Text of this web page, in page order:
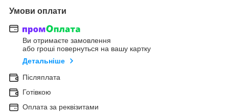
Умови оплати
Ви отримаєте замовлення
або гроші повернуться на вашу картку
Детальніше
Післяплата
Готівкою
Оплата за реквізитами